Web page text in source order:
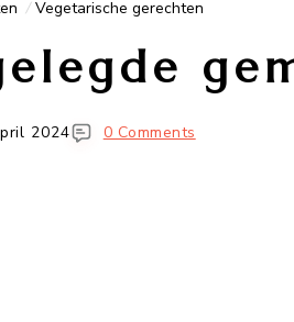
Vegetarische gerechten
2024 0 Comments